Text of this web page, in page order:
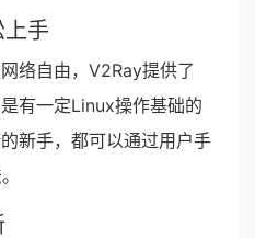
手
络自由，V2Ray提供了
有一定Linux操作基础的
新手，都可以通过用户手